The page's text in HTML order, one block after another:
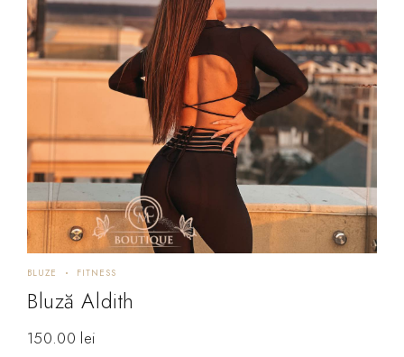
BLUZE FITNESS
Bluză Aldith
150.00 lei